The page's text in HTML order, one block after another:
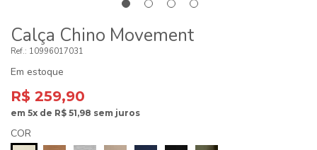
Calça Chino Movement
10996017031
Em estoque
R$ 259,90
em 5x de R$ 51,98 sem juros
COR